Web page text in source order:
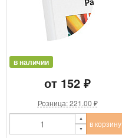
в наличии
от 152 ₽
Розница: 221.00 ₽
в корзину